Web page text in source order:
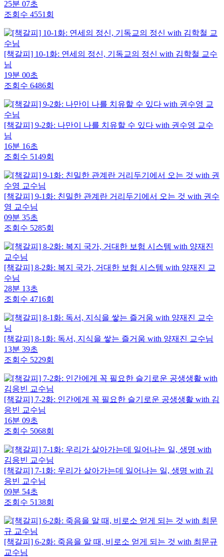
25분 07초
조회수 4551회
[책갈피] 10-1화: 연세의 정신, 기독교의 정신 with 김학철 교수
님
19분 00초
조회수 6486회
[책갈피] 9-2화: 나만이 나를 치유할 수 있다 with 권수영 교수
님
16분 16초
조회수 5149회
[책갈피] 9-1화: 친밀한 관계란 거리두기에서 오는 것 with 권수
영 교수님
09분 35초
조회수 5285회
[책갈피] 8-2화: 복지 국가, 거대한 보험 시스템 with 양재진 교
수님
28분 13초
조회수 4716회
[책갈피] 8-1화: 독서, 지식을 쌓는 즐거움 with 양재진 교수님
13분 39초
조회수 5229회
[책갈피] 7-2화: 인간에게 꼭 필요한 슬기로운 공생생활 with 김
응빈 교수님
16분 09초
조회수 5068회
[책갈피] 7-1화: 우리가 살아가는데 일어나는 일, 생명 with 김
응빈 교수님
09분 54초
조회수 5138회
[책갈피] 6-2화: 죽음을 알 때, 비로소 얻게 되는 것 with 최문규
교수님